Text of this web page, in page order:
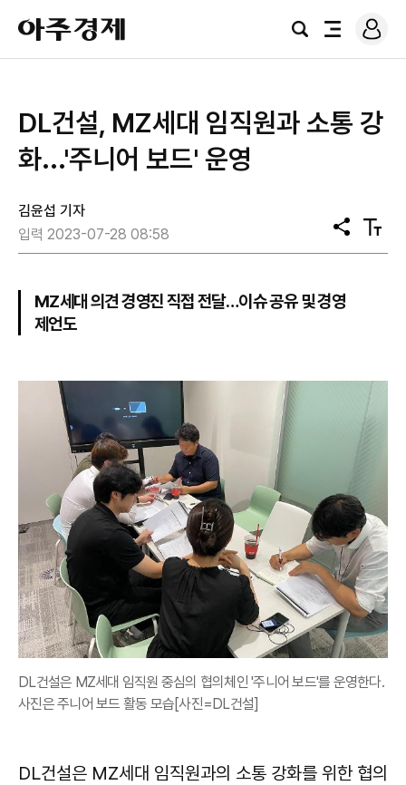
아
주
경
검
전
로
그
DL건설, MZ세대 임직원과 소통 강
화...'주니어 보드' 운영
김윤섭 기자
입력 2023-07-28 08:58
공
유
텍
스
MZ세대 의견 경영진 직접 전달…이슈 공유 및 경영
제언도
DL건설은 MZ세대 임직원 중심의 협의체인 '주니어 보드'를 운영한다.
사진은 주니어 보드 활동 모습[사진=DL건설]
DL건설은 MZ세대 임직원과의 소통 강화를 위한 협의